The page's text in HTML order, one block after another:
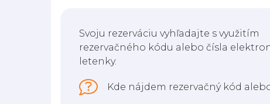
Svoju rezerváciu vyhľadajte s využitím
rezervačného kódu alebo čísla
letenky.
Kde nájdem rezervačný kód